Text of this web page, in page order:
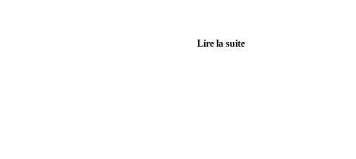
Lire la suite